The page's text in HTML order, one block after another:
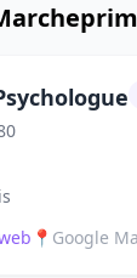
📍 Google